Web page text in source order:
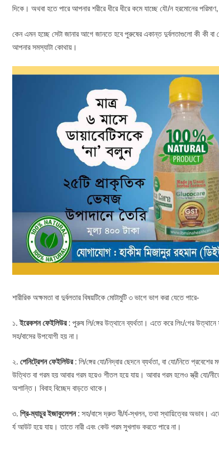
দিকে। অথবা হতে পারে আপনার শরীরে ধীরে ধীরে কমে যাচ্ছে যৌ/ন হরমোনের
কেন এমন হচ্ছে সেটা জানার আগে জানতে হবে পুরুষের একান্ত দুর্বলতাগুলো কী কী
আপনার সমস্যাটা কোথায়।
শারীরিক অক্ষমতা বা দুর্বলতার বিষয়টিকে মোটামুটি ৩ ভাগে ভাগ করা যেতে পারে-
১. ইরেকশন ফেইলিউর: পুরুষ লি/ঙ্গের উত্থানে ব্যর্থতা। এতে করে লিং/গের উত্থানে
সহ/বাসের উপযোগী হয় না।
২. পেনিট্রেশন ফেইলিউর: লি/ঙ্গের যো/নিদ্বার ছেদনে ব্যর্থতা, বা যো/নিতে
উত্থিত বা গরম হয় আবার গরম হয়েও শীতল হয়ে যায়। আবার গরম হলেও স্ত্রী যো/
অশান্তি। বিবাহ বিচ্ছেদ বাড়তে থাকে।
৩. প্রি-ম্যাচুর ইজাকুলেশন: সহ/বাসে দ্রুত বী/র্য-স্খলন, তথা স্থায়িত্বের অভাব।
র্য আউট হয়ে যায়। তাতে নারী এবং কেউ পরম সুখলাভ করতে পারে না।